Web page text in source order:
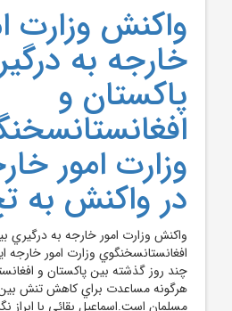
واکنش وزارت
خارجه به
پاکستان و
وزارت امور
در واکنش به
واکنش وزارت امور خارجه به درگيري
افغانستانسخنگوي وزارت امور خارجه
چند روز گذشته بين پاکستان و
هرگونه مساعدت براي کاهش تنش
مسلمان است.اسماعيل بقائي با ابراز